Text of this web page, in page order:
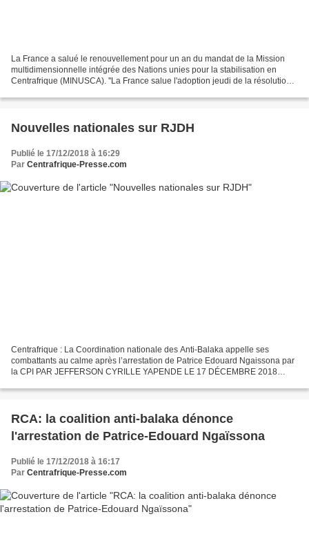
La France a salué le renouvellement pour un an du mandat de la Mission
multidimensionnelle intégrée des Nations unies pour la stabilisation en
Centrafrique (MINUSCA). ''La France salue l'adoption jeudi de la résolution
Nouvelles nationales sur RJDH
Publié le 17/12/2018 à 16:29
Par Centrafrique-Presse.com
Centrafrique : La Coordination nationale des Anti-Balaka appelle ses
combattants au calme après l’arrestation de Patrice Edouard Ngaissona par
la CPI PAR JEFFERSON CYRILLE YAPENDE LE 17 DÉCEMBRE 2018
RCA: la coalition anti-balaka dénonce
l'arrestation de Patrice-Edouard Ngaïssona
Publié le 17/12/2018 à 16:17
Par Centrafrique-Presse.com